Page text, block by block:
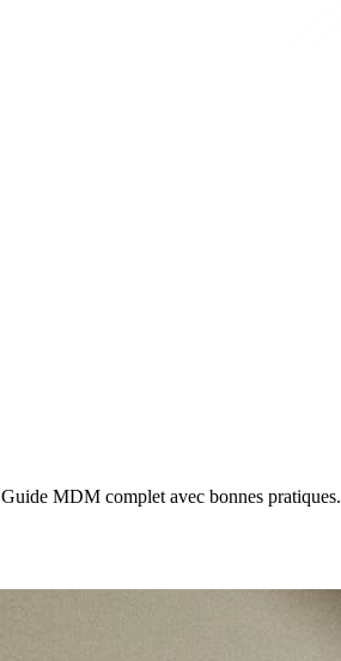
MDM complet avec bonnes pratiques.